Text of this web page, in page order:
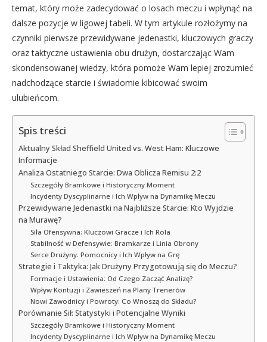
temat, który może zadecydować o losach meczu i wpłynąć na
dalsze pozycje w ligowej tabeli. W tym artykule rozłożymy na
czynniki pierwsze przewidywane jedenastki, kluczowych graczy
oraz taktyczne ustawienia obu drużyn, dostarczając Wam
skondensowanej wiedzy, która pomoże Wam lepiej zrozumieć
nadchodzące starcie i świadomie kibicować swoim
ulubieńcom.
Spis treści
Aktualny Skład Sheffield United vs. West Ham: Kluczowe
Informacje
Analiza Ostatniego Starcie: Dwa Oblicza Remisu 2:2
Szczegóły Bramkowe i Historyczny Moment
Incydenty Dyscyplinarne i Ich Wpływ na Dynamikę Meczu
Przewidywane Jedenastki na Najbliższe Starcie: Kto Wyjdzie
na Murawę?
Siła Ofensywna: Kluczowi Gracze i Ich Rola
Stabilność w Defensywie: Bramkarze i Linia Obrony
Serce Drużyny: Pomocnicy i Ich Wpływ na Grę
Strategie i Taktyka: Jak Drużyny Przygotowują się do Meczu?
Formacje i Ustawienia: Od Czego Zacząć Analizę?
Wpływ Kontuzji i Zawieszeń na Plany Trenerów
Nowi Zawodnicy i Powroty: Co Wnoszą do Składu?
Porównanie Sił: Statystyki i Potencjalne Wyniki
Szczegóły Bramkowe i Historyczny Moment
Incydenty Dyscyplinarne i Ich Wpływ na Dynamikę Meczu